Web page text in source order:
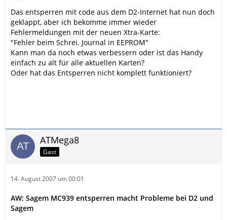
Das entsperren mit code aus dem D2-Internet hat nun doch
geklappt, aber ich bekomme immer wieder
Fehlermeldungen mit der neuen Xtra-Karte:
"Fehler beim Schrei. Journal in EEPROM"
Kann man da noch etwas verbessern oder ist das Handy
einfach zu alt für alle aktuellen Karten?
Oder hat das Entsperren nicht komplett funktioniert?
ATMega8
Gast
14. August 2007 um 00:01
AW: Sagem MC939 entsperren macht Probleme bei D2 und
Sagem